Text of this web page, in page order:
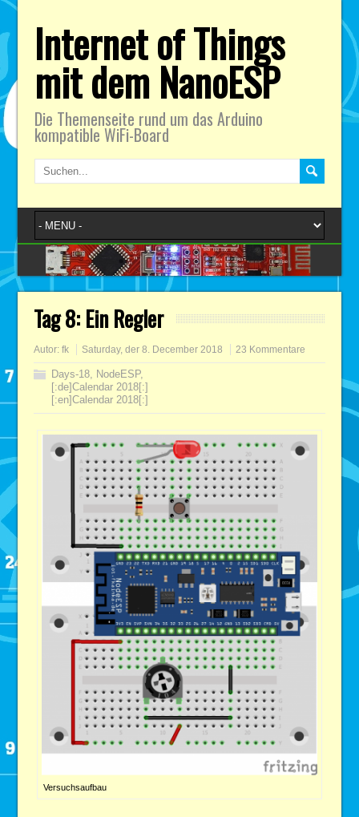
Internet of Things
mit dem NanoESP
Die Themenseite rund um das Arduino
kompatible WiFi-Board
Tag 8: Ein Regler
Autor:fk Saturday, der 8. December 2018 23 Kommentare
Days-18 NodeESP,
[:de]Calendar 2018[:]
[:en]Calendar 2018[:]
Versuchsaufbau